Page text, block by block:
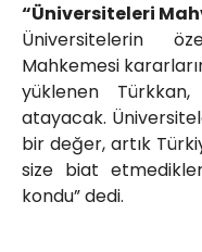
“Üniversiteleri
Üniversitelerin
Mahkemesi
yüklenen
atayacak.
bir değer, artık
size biat
kondu” dedi.